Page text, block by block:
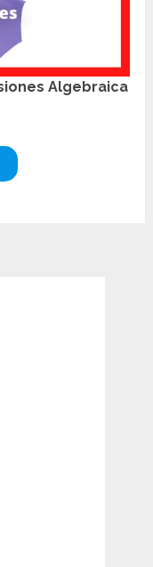
Algebraica